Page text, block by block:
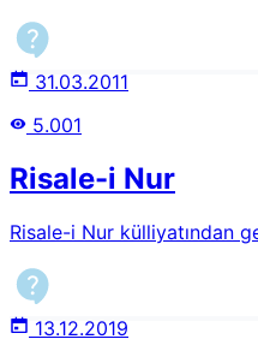
31.03.2011
5.001
Risale-i Nur
Risale-i Nur külliyatından
13.12.2019